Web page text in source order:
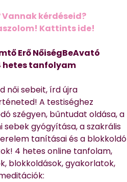
Vannak kérdéseid?
Kattints ide!
Erő NőiségBeAvató
hetes tanfolyam
női sebeit, írd újra
A testiséghez
szégyen, bűntudat oldása, a
sebek gyógyítása, a szakrális
tanításai és a blokkoldó
4 hetes online tanfolam,
blokkoldások, gyakorlatok,